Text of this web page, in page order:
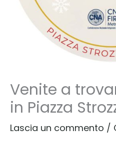
Venite a
in Piazza
Lascia un commento /